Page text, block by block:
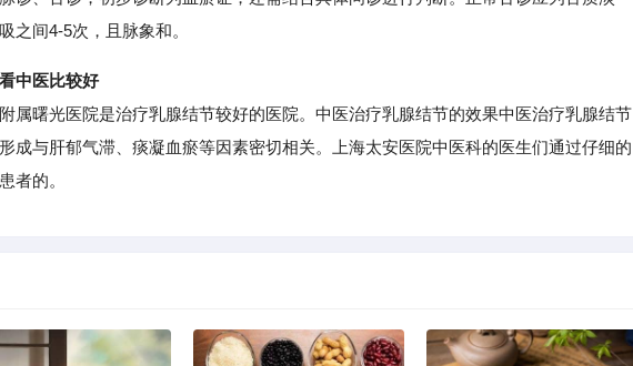
之间4-5次，且脉象和。
中医比较好
曙光医院是治疗乳腺结节较好的医院。中医治疗乳腺结节的效果中医治疗乳腺结节
成与肝郁气滞、痰凝血瘀等因素密切相关。上海太安医院中医科的医生们通过仔细的
者的。